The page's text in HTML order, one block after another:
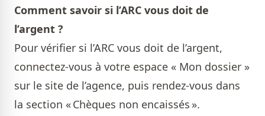
Comment savoir si l’ARC vous doit de
l’argent ?
Pour vérifier si l’ARC vous doit de l’argent,
connectez-vous à votre espace « Mon dossier »
sur le site de l’agence, puis rendez-vous dans
la section « Chèques non encaissés ».